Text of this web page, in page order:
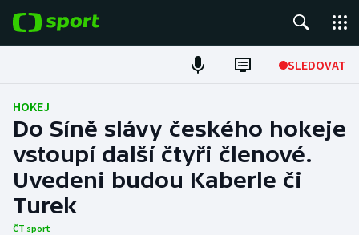
SLEDOVAT
Fotbal
Hokej
Tenis
Atletika
HOKEJ
Do Síně slávy českého hokeje
vstoupí další čtyři členové.
Uvedeni budou Kaberle či
Turek
ČT sport